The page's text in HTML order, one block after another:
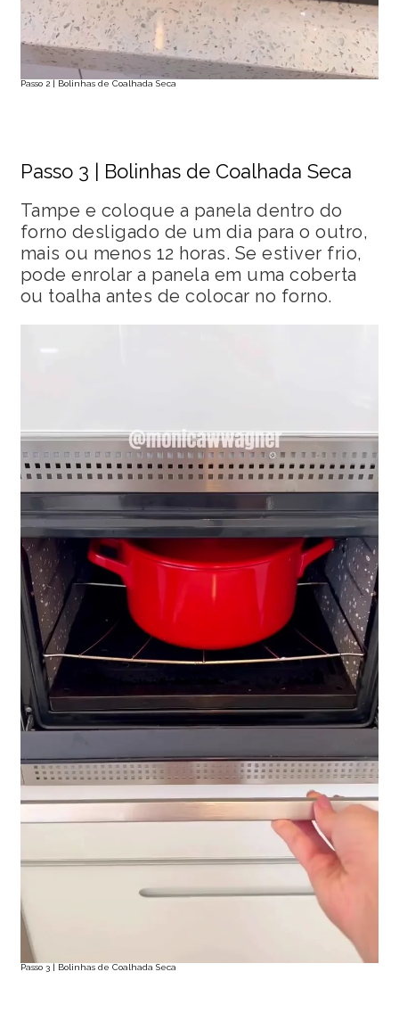
Passo 2 | Bolinhas de Coalhada Seca
Passo 3 | Bolinhas de Coalhada Seca
Tampe e coloque a panela dentro do
forno desligado de um dia para o outro,
mais ou menos 12 horas. Se estiver frio,
pode enrolar a panela em uma coberta
ou toalha antes de colocar no forno.
Passo 3 | Bolinhas de Coalhada Seca